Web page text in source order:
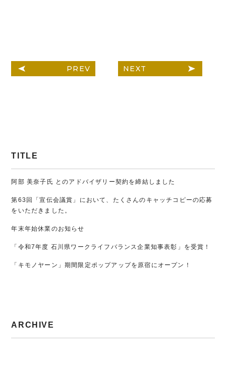
PREV NEXT
TITLE
阿部 美奈子氏 とのアドバイザリー契約を締結しました
第63回「宣伝会議賞」において、たくさんのキャッチコピーの応募
をいただきました。
年末年始休業のお知らせ
「令和7年度 石川県ワークライフバランス企業知事表彰」を受賞！
「キモノヤーン」期間限定ポップアップを原宿にオープン！
ARCHIVE